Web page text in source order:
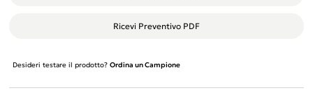
Ricevi Preventivo PDF
Desideri testare il prodotto? Ordina un Campione